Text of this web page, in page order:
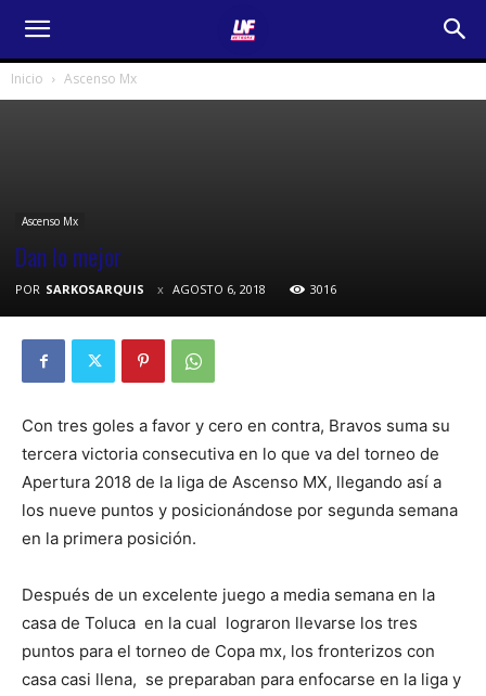
Inicio Ascenso Mx
Ascenso Mx
Dan lo mejor
POR SARKOSARQUIS AGOSTO 6, 2018 3016
Con tres goles a favor y cero en contra, Bravos suma su
tercera victoria consecutiva en lo que va del torneo de
Apertura 2018 de la liga de Ascenso MX, llegando así a
los nueve puntos y posicionándose por segunda semana
en la primera posición.
Después de un excelente juego a media semana en la
casa de Toluca en la cual lograron llevarse los tres
puntos para el torneo de Copa mx, los fronterizos con
casa casi llena, se preparaban para enfocarse en la liga y